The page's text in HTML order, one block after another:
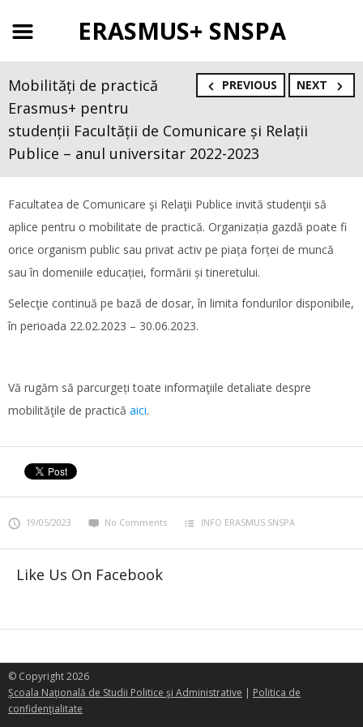
ERASMUS+ SNSPA
PREVIOUS NEXT
Mobilități de practică
Erasmus+ pentru
studenții Facultății de Comunicare și Relații
Publice – anul universitar 2022-2023
Facultatea de Comunicare şi Relaţii Publice invită studenţii să
aplice pentru o mobilitate de practică. Organizația gazdă poate fi
orice organism public sau privat activ pe piața forței de muncă
sau în domeniile educației, formării și tineretului.
Selecţie continuă pe bază de dosar, în limita fondurilor disponibile,
în perioada 22.02.2023 – 30.06.2023.
Vă rugăm să parcurgeți toate informaţiile detaliate despre
mobilităţile de practică aici.
19/05/2023 No Comments INFO ERASMUS SNSPA
Like Us On Facebook
© Copyright 2026
Şcoala Naţională de Studii Politice şi Administrative | Politica de
confidenţialitate